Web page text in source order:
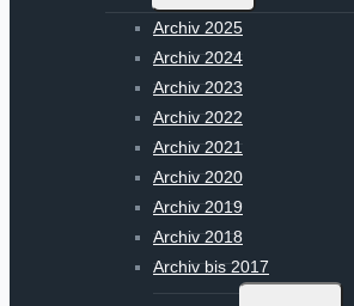
Archiv 2025
Archiv 2024
Archiv 2023
Archiv 2022
Archiv 2021
Archiv 2020
Archiv 2019
Archiv 2018
Archiv bis 2017